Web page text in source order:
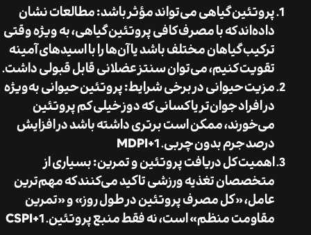
پروتئین گیاهی می‌تواند مؤثر باشد: مطالعات نشان
داده‌اند که با مصرف کافی پروتئین گیاهی، به ویژه وقتی
ترکیب گیاهان مختلف باشد یا آن‌ها را با اسیدهای آمینه
تقویت کنیم، می‌توان سنتز عضلانی قابل قبولی داشت.
مزیت حیوانی در برخی شرایط: پروتئین حیوانی به‌ویژه
در افراد جوان‌تر یا کسانی که دوز خیلی کم پروتئین
می‌خورند، ممکن است برتری داشته باشد در افزایش
درصد جرم بدون چربی. MDPI+1
اهمیت کل دریافت پروتئین و تمرین: بسیاری از
متخصصان تغذیه ورزشی تاکید می‌کنند که مهم‌ترین
عامل، «کل مصرف پروتئین در طول روز» و «تمرین
مقاومت منظم» است، نه فقط منبع پروتئین. CSPI+1